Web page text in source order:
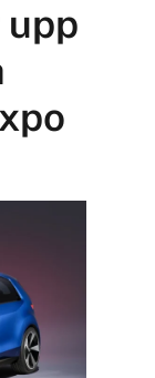
upp